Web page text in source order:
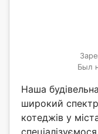
Был
Наша
широкий
котеджів у